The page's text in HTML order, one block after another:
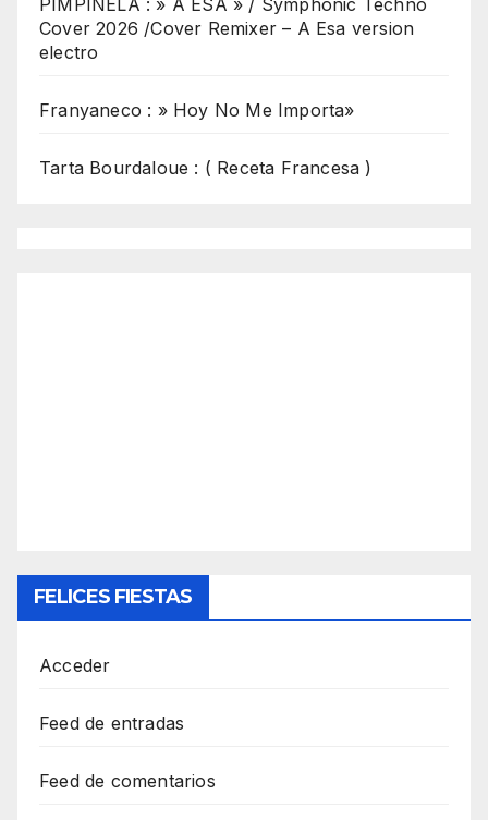
Cover 2026 /Cover Remixer – A Esa version
electro
Franyaneco : » Hoy No Me Importa»
Tarta Bourdaloue : ( Receta Francesa )
FELICES FIESTAS
Acceder
Feed de entradas
Feed de comentarios